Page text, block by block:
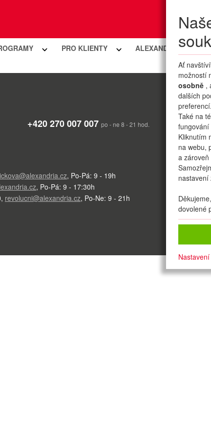
Moje
Ať
možností
osobně ,
dalších
preferencí.
Také na
fungování
Kliknutím
na webu,
a
nastavení
dovolené
Nastavení
PRO KLIENTY ALEXANDRIA
+420 270 007 007 po - ne 8 - 21 hod.
, Po-Pá: 9 - 19h
, Po-Pá: 9 - 17:30h
, revolucni@alexandria.cz, Po-Ne: 9 - 21h